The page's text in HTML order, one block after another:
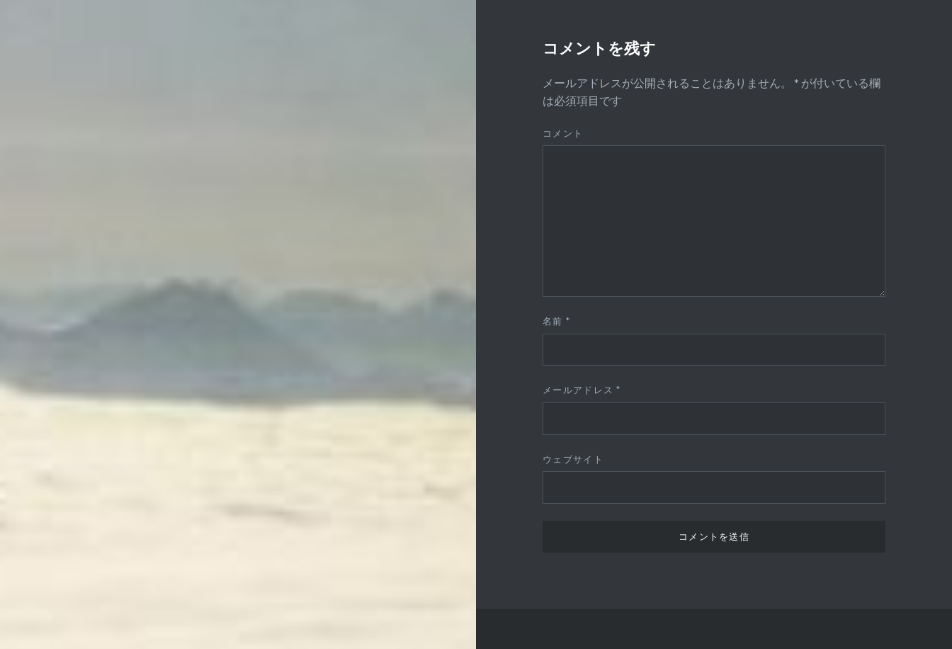
コメントを残す
メールアドレスが公開されることはありません。 * が付いている欄
は必須項目です
コメント
名前 *
メールアドレス*
ウェブサイト